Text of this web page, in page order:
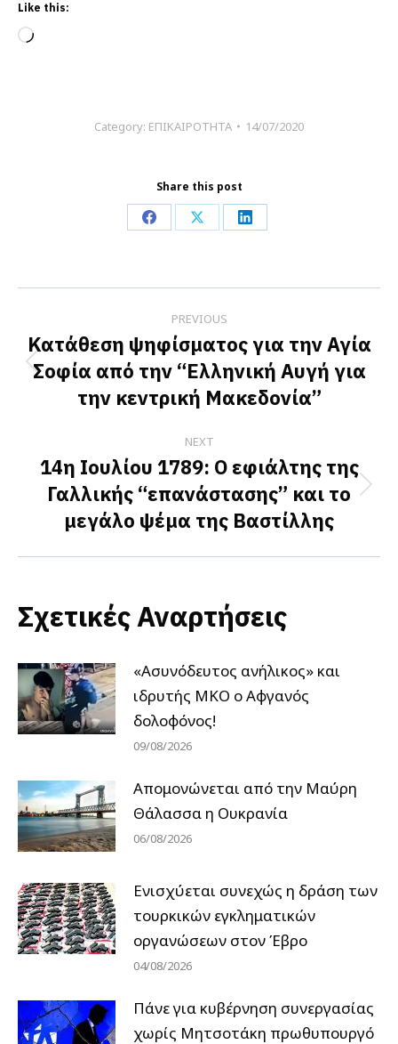
Like this:
Loading…
Category: ΕΠΙΚΑΙΡΟΤΗΤΑ 14/07/2020
Share this post
Share
Facebook
Share
X
Share
LinkedIn
navigation
PREVIOUS
Previous
post:
Κατάθεση ψηφίσματος για την Αγία
Σοφία από την “Ελληνική Αυγή για
την κεντρική Μακεδονία”
NEXT
Next
post:
14η Ιουλίου 1789: Ο εφιάλτης της
Γαλλικής “επανάστασης” και το
μεγάλο ψέμα της Βαστίλλης
Σχετικές Αναρτήσεις
«Ασυνόδευτος ανήλικος» και
ιδρυτής ΜΚΟ ο Αφγανός
δολοφόνος!
09/08/2026
Απομονώνεται από την Μαύρη
Θάλασσα η Ουκρανία
06/08/2026
Ενισχύεται συνεχώς η δράση των
τουρκικών εγκληματικών
οργανώσεων στον Έβρο
04/08/2026
Πάνε για κυβέρνηση συνεργασίας
χωρίς Μητσοτάκη πρωθυπουργό